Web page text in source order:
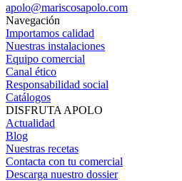
apolo@mariscosapolo.com
Navegación
Importamos calidad
Nuestras instalaciones
Equipo comercial
Canal ético
Responsabilidad social
Catálogos
DISFRUTA APOLO
Actualidad
Blog
Nuestras recetas
Contacta con tu comercial
Descarga nuestro dossier